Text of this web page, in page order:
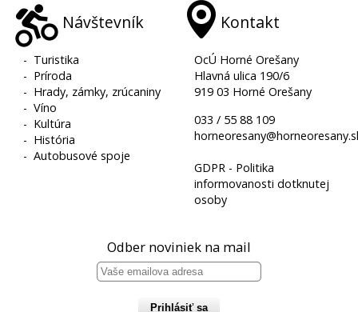
Návštevník
- Turistika
- Príroda
- Hrady, zámky, zrúcaniny
-Víno
- Kultúra
- História
-Autobusové spoje
Kontakt
OcÚ Horné Orešany
Hlavná ulica 190/6
919 03 Horné Orešany
033 / 55 88 109
GDPR - Politika
informovanosti dotknutej
osoby
Odber noviniek na mail
Prihlásiť sa